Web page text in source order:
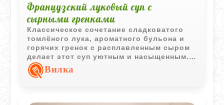
Французский луковый суп с
сырными гренками
Классическое сочетание сладковатого
томлёного лука, ароматного бульона и
горячих гренок с расплавленным сыром
делает этот суп уютным и насыщенным.
Простая технология приготовления
позволяет получить узнаваемый
Вилка